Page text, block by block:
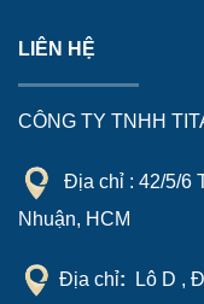
LIÊN HỆ
CÔNG TY TNHH
Địa chỉ : 42/5/6
Nhuận, HCM
Địa chỉ: Lô D ,